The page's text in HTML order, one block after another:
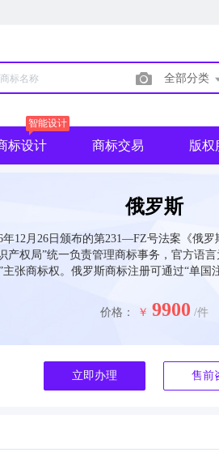
全部分类
标设计
智能设计
商标交易 版权
俄罗斯
12月26日颁布的第231—FZ号法案《俄
产权局”统一负责管理商标事务，官方语
张商标权。俄罗斯商标注册可通过“单国
价格： ￥ 9900 /件
立即办理 售前